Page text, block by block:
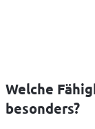
Welche
besonders?